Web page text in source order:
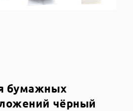
бумажных
чёрный